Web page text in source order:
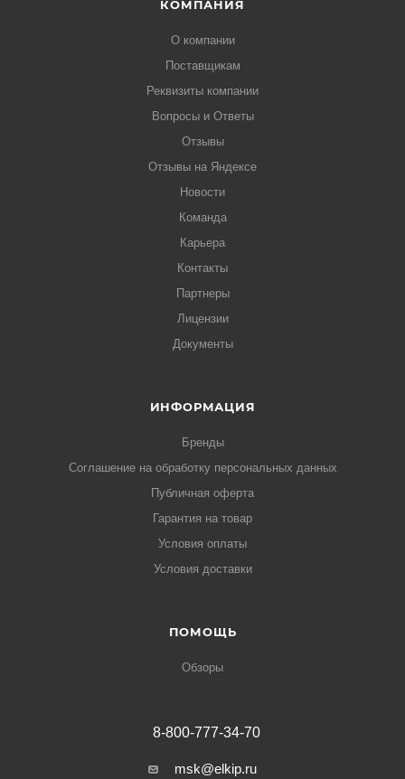
КОМПАНИЯ
О компании
Поставщикам
Реквизиты компании
Вопросы и Ответы
Отзывы
Отзывы на Яндексе
Новости
Команда
Карьера
Контакты
Партнеры
Лицензии
Документы
ИНФОРМАЦИЯ
Бренды
Соглашение на обработку персональных данных
Публичная оферта
Гарантия на товар
Условия оплаты
Условия доставки
ПОМОЩЬ
Обзоры
8-800-777-34-70
msk@elkip.ru